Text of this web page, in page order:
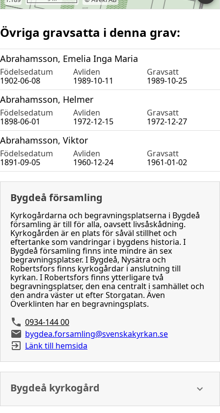
Övriga gravsatta i denna grav:
Abrahamsson, Emelia Inga Maria
Födelsedatum Avliden
Gravsatt
1902-06-08
1989-10-11 1989-10-25
Abrahamsson, Helmer
Födelsedatum Avliden
Gravsatt
1898-06-01
1972-12-15 1972-12-27
Abrahamsson, Viktor
Födelsedatum Avliden
Gravsatt
1891-09-05
1960-12-24 1961-01-02
Bygdeå församling
Kyrkogårdarna och begravningsplatserna i Bygdeå
församling är till för alla, oavsett livsåskådning.
Kyrkogården är en plats för såväl stillhet och
eftertanke som vandringar i bygdens historia. I
Bygdeå församling finns inte mindre än sex
begravningsplatser. I Bygdeå, Nysätra och
Robertsfors finns kyrkogårdar i anslutning till
kyrkan. I Robertsfors finns ytterligare två
begravningsplatser, den ena centralt i samhället och
den andra väster ut efter Storgatan. Även
Överklinten har en begravningsplats.
0934-144 00
bygdea.forsamling@svenskakyrkan.se
Länk till hemsida
Bygdeå kyrkogård